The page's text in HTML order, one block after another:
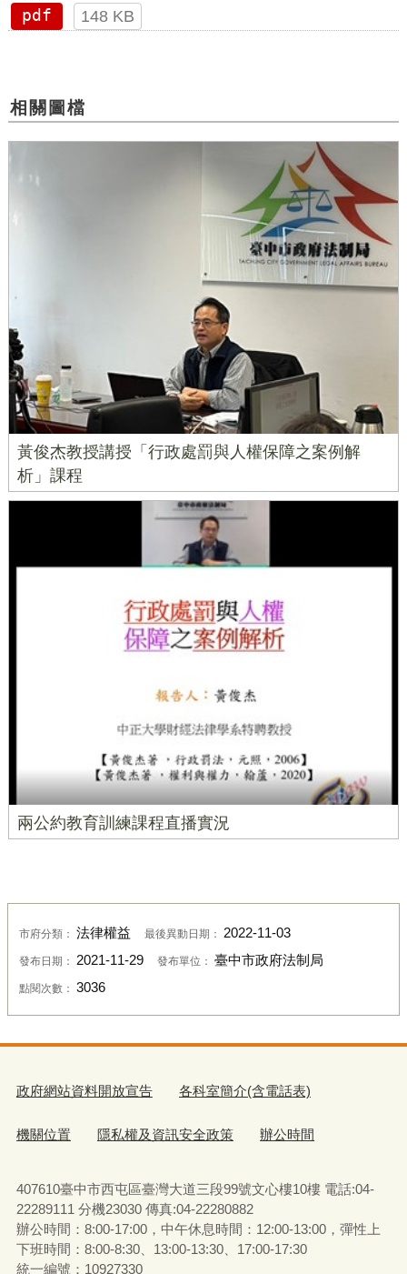
pdf
148 KB
相關圖檔
黃俊杰教授講授「行政處罰與人權保障之案例解
析」課程
兩公約教育訓練課程直播實況
市府分類： 法律權益 最後異動日期： 2022-11-03
發布日期： 2021-11-29 發布單位： 臺中市政府法制局
點閱次數： 3036
政府網站資料開放宣告 各科室簡介(含電話表)
機關位置 隱私權及資訊安全政策 辦公時間
407610臺中市西屯區臺灣大道三段99號文心樓10樓 電話:04-
22289111 分機23030 傳真:04-22280882
辦公時間：8:00-17:00，中午休息時間：12:00-13:00，彈性上
下班時間：8:00-8:30、13:00-13:30、17:00-17:30
統一編號：10927330